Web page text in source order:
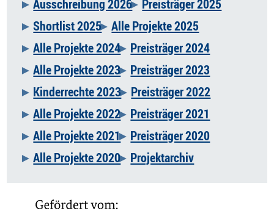
Navigation
überspringen
Ausschreibung 2026
Preisträger 2025
Shortlist 2025 Alle Projekte 2025
Alle Projekte 2024
Preisträger 2024
Alle Projekte 2023
Preisträger 2023
Kinderrechte 2023
Preisträger 2022
Alle Projekte 2022
Preisträger 2021
Alle Projekte 2021
Preisträger 2020
Alle Projekte 2020
Projektarchiv